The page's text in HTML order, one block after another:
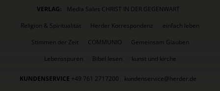
VERLAG:
Media Sales CHRIST IN DER GEGENWART
Religion & Spiritualität
Herder Korrespondenz
einfach leben
Stimmen der Zeit
COMMUNIO
Gemeinsam Glauben
Lebensspuren
Bibel lesen kunst und kirche
KUNDENSERVICE +49 761 2717200
kundenservice@herder.de